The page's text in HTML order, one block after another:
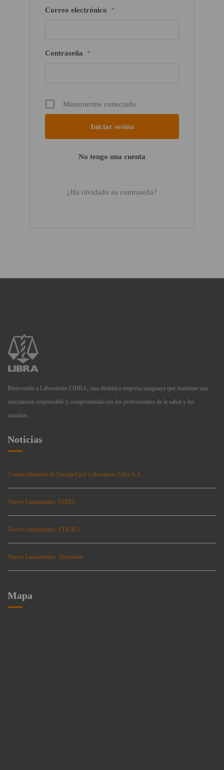
Correo electrónico *
Contraseña *
Mantenerme conectado
No tengo una cuenta
¿Ha olvidado su contraseña?
Bienvenido a Laboratorio LIBRA, una dinámica empresa uruguaya que mantiene una
vinculación responsable y comprometida con los profesionales de la salud y los
usuarios.
Noticias
Comercialización de Seroquel por Laboratorio Libra S.A.
Nuevo Lanzamiento: INBEC
Nuevo Lanzamiento: STIGRA
Nuevo Lanzamiento: Thromban
Mapa